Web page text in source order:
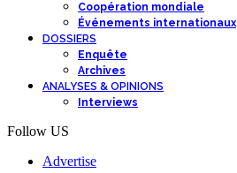
Coopération mondiale
Événements internationaux
DOSSIERS
Enquête
Archives
ANALYSES & OPINIONS
Interviews
Follow US
Advertise